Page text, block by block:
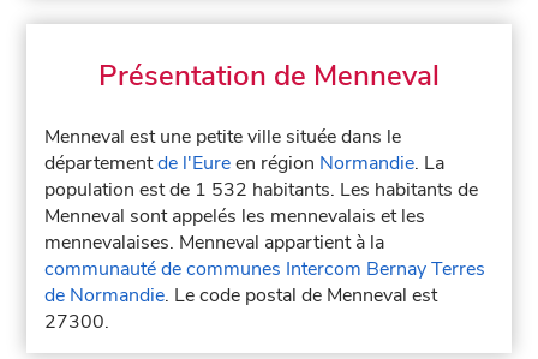
Présentation de Menneval
Menneval est une petite ville située dans le
départementde l'Eureen région Normandie. La
population est de 1 532 habitants. Les habitants de
Menneval sont appelés les mennevalais et les
mennevalaises. Menneval appartient à la
communauté de communes Intercom Bernay Terres
de Normandie. Le code postal de Menneval est
27300.